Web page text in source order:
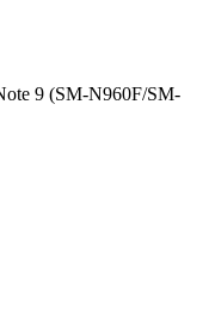
9 (SM-N960F/SM-